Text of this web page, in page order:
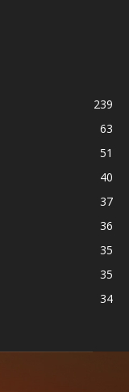
239
63
51
40
37
36
35
35
34